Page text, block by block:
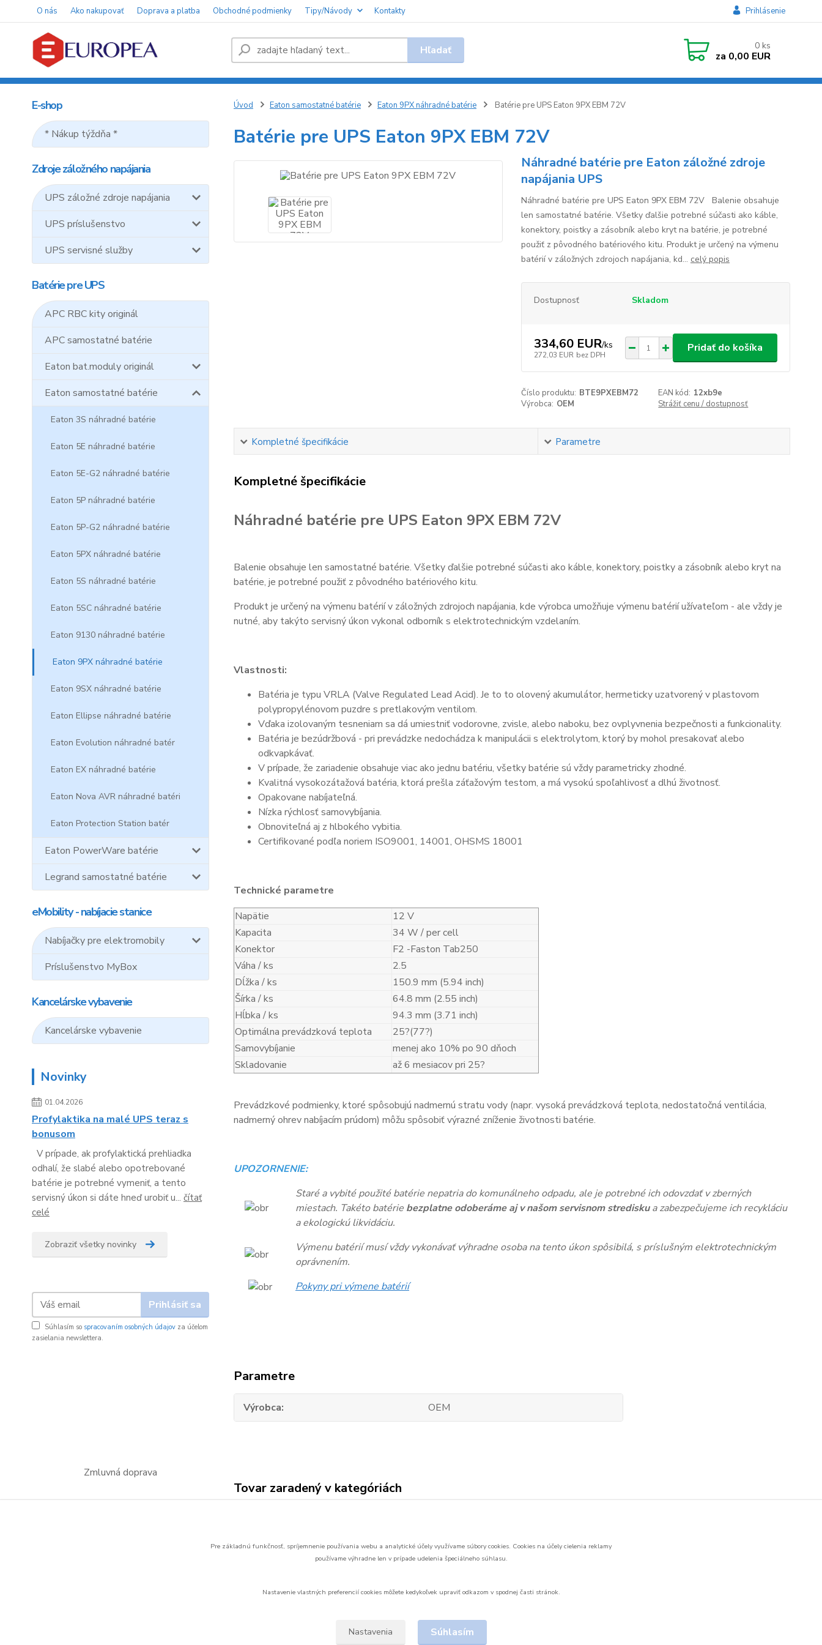
O nás Ako nakupovať Doprava a platba Obchodné podmienky Tipy/Návody Kontakty Prihlásenie
Hľadať 0 ks
za 0,00 EUR
E-shop
* Nákup týždňa *
Zdroje záložného napájania
UPS záložné zdroje napájania
UPS príslušenstvo
UPS servisné služby
Batérie pre UPS
APC RBC kity originál
APC samostatné batérie
Eaton bat.moduly originál
Eaton samostatné batérie
Eaton 3S náhradné batérie
Eaton 5E náhradné batérie
Eaton 5E-G2 náhradné batérie
Eaton 5P náhradné batérie
Eaton 5P-G2 náhradné batérie
Eaton 5PX náhradné batérie
Eaton 5S náhradné batérie
Eaton 5SC náhradné batérie
Eaton 9130 náhradné batérie
Eaton 9PX náhradné batérie
Eaton 9SX náhradné batérie
Eaton Ellipse náhradné batérie
Eaton Evolution náhradné batér
Eaton EX náhradné batérie
Eaton Nova AVR náhradné batéri
Eaton Protection Station batér
Eaton PowerWare batérie
Legrand samostatné batérie
eMobility - nabíjacie stanice
Nabíjačky pre elektromobily
Príslušenstvo MyBox
Kancelárske vybavenie
Kancelárske vybavenie
Novinky
01.04.2026
Profylaktika na malé UPS teraz s
bonusom
V prípade, ak profylaktická prehliadka
odhalí, že slabé alebo opotrebované
batérie je potrebné vymeniť, a tento
servisný úkon si dáte hneď urobiť u... čítať
celé
Zobraziť všetky novinky
Prihlásiť sa
Súhlasím so spracovaním osobných údajov za účelom
zasielania newslettera.
Zmluvná doprava
Úvod Eaton samostatné batérie Eaton 9PX náhradné batérie Batérie pre UPS Eaton 9PX EBM 72V
Batérie pre UPS Eaton 9PX EBM 72V
Náhradné batérie pre Eaton záložné zdroje
napájania UPS
Náhradné batérie pre UPS Eaton 9PX EBM 72V Balenie obsahuje
len samostatné batérie. Všetky ďalšie potrebné súčasti ako káble,
konektory, poistky a zásobník alebo kryt na batérie, je potrebné
použiť z pôvodného batériového kitu. Produkt je určený na výmenu
batérií v záložných zdrojoch napájania, kd... celý popis
Dostupnosť Skladom
334,60 EUR/ks
272,03 EUR bez DPH
Pridať do košíka
Číslo produktu: BTE9PXEBM72 EAN kód: 12xb9e
Výrobca: OEM Strážiť cenu / dostupnosť
Kompletné špecifikácie Parametre
Kompletné špecifikácie
Náhradné batérie pre UPS Eaton 9PX EBM 72V
Balenie obsahuje len samostatné batérie. Všetky ďalšie potrebné súčasti ako káble, konektory, poistky a zásobník alebo kryt na
batérie, je potrebné použiť z pôvodného batériového kitu.
Produkt je určený na výmenu batérií v záložných zdrojoch napájania, kde výrobca umožňuje výmenu batérií užívateľom - ale vždy je
nutné, aby takýto servisný úkon vykonal odborník s elektrotechnickým vzdelaním.
Vlastnosti:
Batéria je typu VRLA (Valve Regulated Lead Acid). Je to to olovený akumulátor, hermeticky uzatvorený v plastovom
polypropylénovom puzdre s pretlakovým ventilom.
Vďaka izolovaným tesneniam sa dá umiestniť vodorovne, zvisle, alebo naboku, bez ovplyvnenia bezpečnosti a funkcionality.
Batéria je bezúdržbová - pri prevádzke nedochádza k manipulácii s elektrolytom, ktorý by mohol presakovať alebo
odkvapkávať.
V prípade, že zariadenie obsahuje viac ako jednu batériu, všetky batérie sú vždy parametricky zhodné.
Kvalitná vysokozátažová batéria, ktorá prešla záťažovým testom, a má vysokú spoľahlivosť a dlhú životnosť.
Opakovane nabíjateľná.
Nízka rýchlosť samovybíjania.
Obnoviteľná aj z hlbokého vybitia.
Certifikované podľa noriem ISO9001, 14001, OHSMS 18001
Technické parametre
Napätie
12 V
Kapacita
34 W / per cell
Konektor
F2 -Faston Tab250
Váha / ks
2.5
Dĺžka / ks
150.9 mm (5.94 inch)
Šírka / ks
64.8 mm (2.55 inch)
Hĺbka / ks
94.3 mm (3.71 inch)
Optimálna prevádzková teplota
25?(77?)
Samovybíjanie
menej ako 10% po 90 dňoch
Skladovanie
až 6 mesiacov pri 25?
Prevádzkové podmienky, ktoré spôsobujú nadmernú stratu vody (napr. vysoká prevádzková teplota, nedostatočná ventilácia,
nadmerný ohrev nabíjacím prúdom) môžu spôsobiť výrazné zníženie životnosti batérie.
UPOZORNENIE:
Staré a vybité použité batérie nepatria do komunálneho odpadu, ale je potrebné ich odovzdať v zberných
miestach. Takéto batérie bezplatne odoberáme aj v našom servisnom strediskua zabezpečujeme ich recykláciu
a ekologickú likvidáciu.
Výmenu batérií musí vždy vykonávať výhradne osoba na tento úkon spôsibilá, s príslušným elektrotechnickým
oprávnením.
Pokyny pri výmene batérií
Parametre
Výrobca OEM
Tovar zaradený v kategóriách
Pre základnú funkčnosť, spríjemnenie používania webu a analytické účely využívame súbory cookies. Cookies na účely cielenia reklamy
používame výhradne len v prípade udelenia špeciálneho súhlasu.
Nastavenie vlastných preferencií cookies môžete kedykoľvek upraviť odkazom v spodnej časti stránok.
Nastavenia Súhlasím